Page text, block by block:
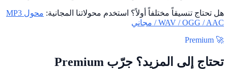
هل تحتاج تنسيقاً مختلفاً أولاً؟ استخدم محولاتنا المجانية:
محول MP3
/ WAV / OGG / AAC مجاني
🚀 Premium
تحتاج إلى المزيد؟ جرّب Premium